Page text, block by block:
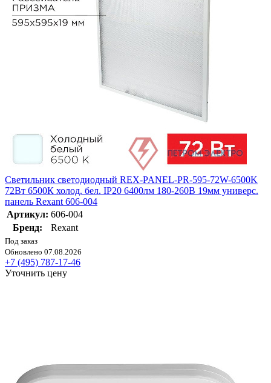
Светильник светодиодный REX-PANEL-PR-595-72W-6500K
72Вт 6500К холод. бел. IP20 6400лм 180-260В 19мм универс.
панель Rexant 606-004
Артикул: 606-004
Бренд:
Rexant
Под заказ
Обновлено 07.08.2026
+7 (495) 787-17-46
Уточнить цену